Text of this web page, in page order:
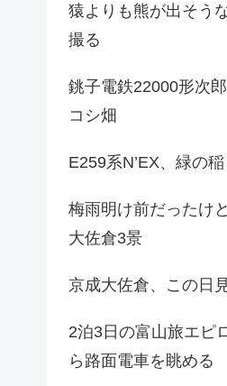
猿よりも熊が出そう
撮る
銚子電鉄22000形次
コシ畑
E259系N’EX、緑の
梅雨明け前だったけ
大佐倉3景
京成大佐倉、この日
2泊3日の富山旅エピ
ら路面電車を眺める